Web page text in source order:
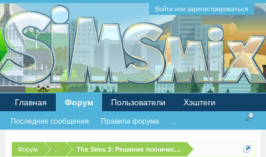
Войти или зарегистрироваться
Форум The Sims 3: Решение технических проблем
Главная Форум
Последние сообщения Правила форума ...
Пользователи Хэштеги